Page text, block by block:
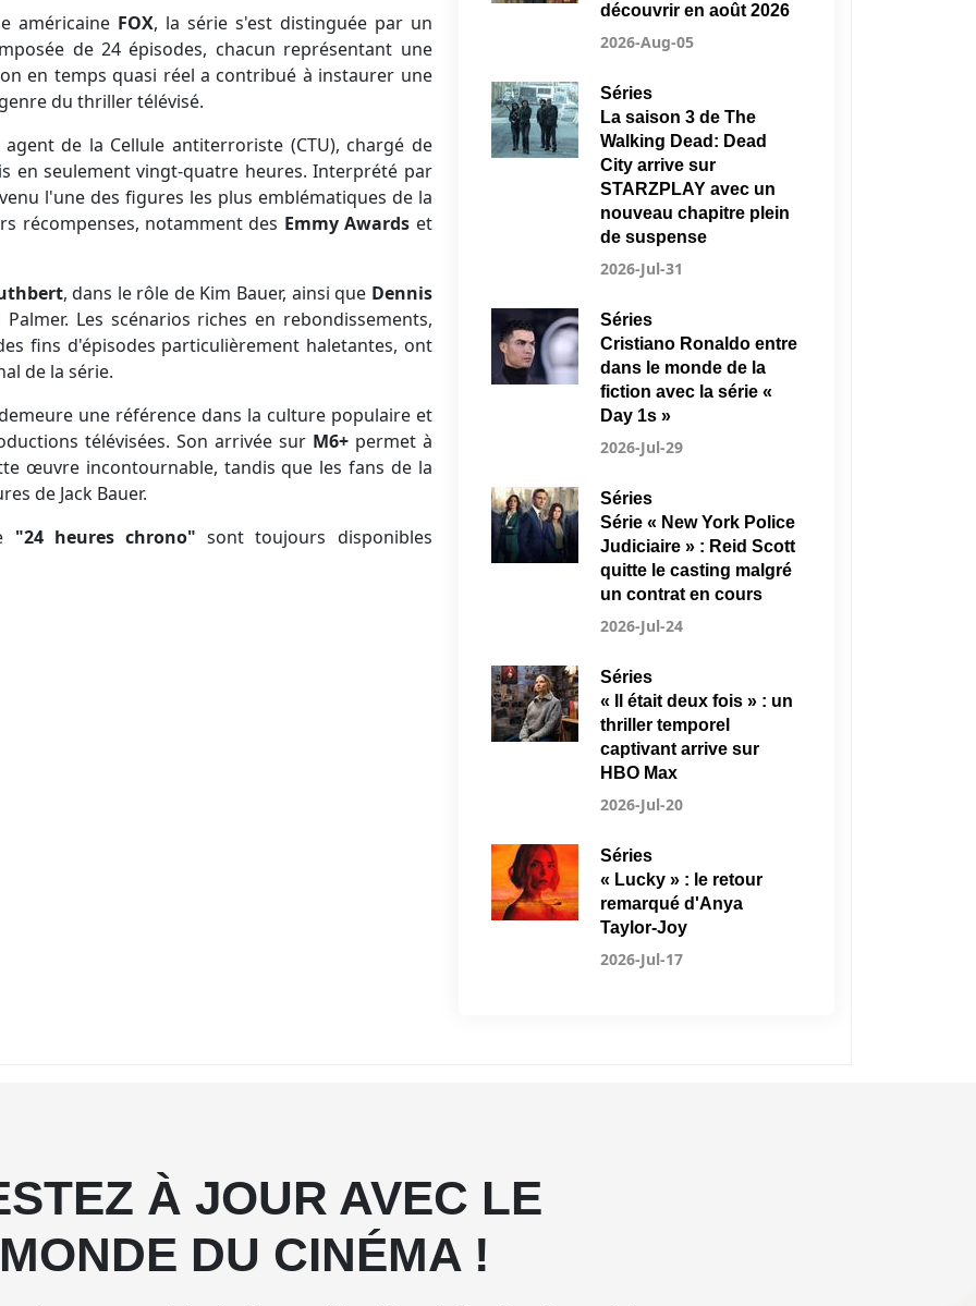
américaine FOX, la série s'est distinguée par un
de 24 épisodes, chacun représentant une
en temps quasi réel a contribué à instaurer une
du thriller télévisé.
agent de la Cellule antiterroriste (CTU), chargé de
en seulement vingt-quatre heures. Interprété par
l'une des figures les plus emblématiques de la
récompenses, notamment des Emmy Awards et
, dans le rôle de Kim Bauer, ainsi que Dennis
Les scénarios riches en rebondissements,
fins d'épisodes particulièrement haletantes, ont
de la série.
une référence dans la culture populaire et
télévisées. Son arrivée sur M6+permet à
œuvre incontournable, tandis que les fans de la
de Jack Bauer.
"24 heures chrono" sont toujours disponibles
découvrir en août 2026
2026-Aug-05
Séries
La saison 3 de The
Walking Dead: Dead
City arrive sur
STARZPLAY avec un
nouveau chapitre plein
de suspense
2026-Jul-31
Séries
Cristiano Ronaldo entre
dans le monde de la
fiction avec la série «
Day 1s »
2026-Jul-29
Séries
Série « New York Police
Judiciaire » : Reid Scott
quitte le casting malgré
un contrat en cours
2026-Jul-24
Séries
« Il était deux fois » : un
thriller temporel
captivant arrive sur
HBO Max
2026-Jul-20
Séries
« Lucky » : le retour
remarqué d'Anya
Taylor-Joy
2026-Jul-17
À JOUR AVEC LE
MONDE DU CINÉMA !